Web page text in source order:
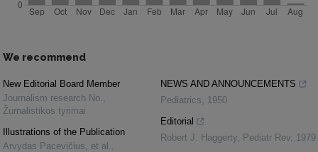
We recommend
New Editorial Board Member
Journalism research No.
Žurnalistikos tyrimai
Illustrations of the Publication
Arvydas Pacevičius, et al.
NEWS AND ANNOUNCEMENTS
Pediatrics
1950
Editorial
Robert J. Haggerty
Pediatr Rev
1979